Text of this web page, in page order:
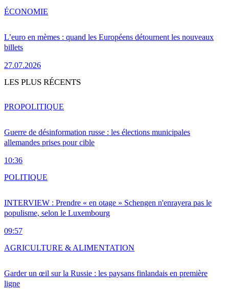
L’euro en mèmes : quand les Européens détournent les nouveaux
billets
27.07.2026
ÉCONOMIE
LES PLUS RÉCENTS
Guerre de désinformation russe : les élections municipales
allemandes prises pour cible
10:36
PROPOLITIQUE
INTERVIEW : Prendre « en otage » Schengen n'enrayera pas le
populisme, selon le Luxembourg
09:57
POLITIQUE
Garder un œil sur la Russie : les paysans finlandais en première
ligne
AGRICULTURE & ALIMENTATION